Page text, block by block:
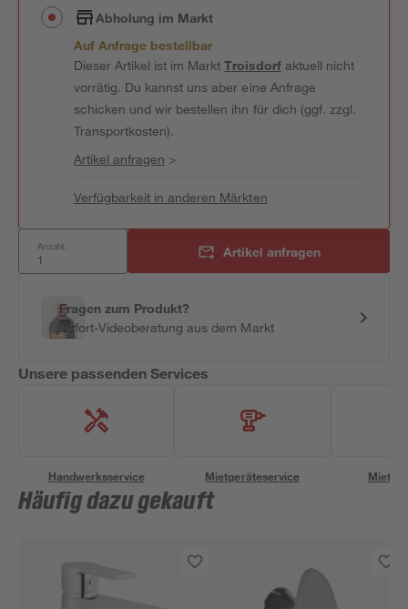
Abholung im Markt
Auf Anfrage bestellbar
Dieser Artikel ist im MarktTroisdorfaktuell nicht
vorrätig. Du kannst uns aber eine Anfrage
schicken und wir bestellen ihn für dich (ggf. zzgl.
Transportkosten).
Artikel anfragen >
Verfügbarkeit in anderen Märkten
Anzahl: Artikel anfragen
Fragen zum Produkt?
Sofort-Videoberatung aus dem Markt
Unsere passenden Services
Handwerksservice Mietgeräteservice
Häufig dazu gekauft